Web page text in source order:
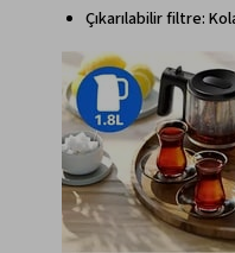
Çıkarılabilir filtre: